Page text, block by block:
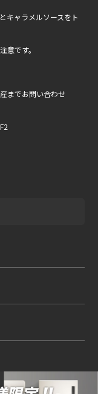
キャラメルソースをト
意です。
までお問い合わせ